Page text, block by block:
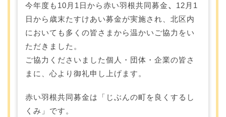
今年度も10月1日から赤い羽根共同募金、 12月1
日から 歳末たすけあい募金が実施され、北区内
においても多くの皆さまから温かいご協力をい
ただきました。
ご協力くださいました個人・団体・企業の皆さ
まに、心より御礼申し上げます。
赤い羽根共同募金は「じぶんの町を良くするし
くみ」です。